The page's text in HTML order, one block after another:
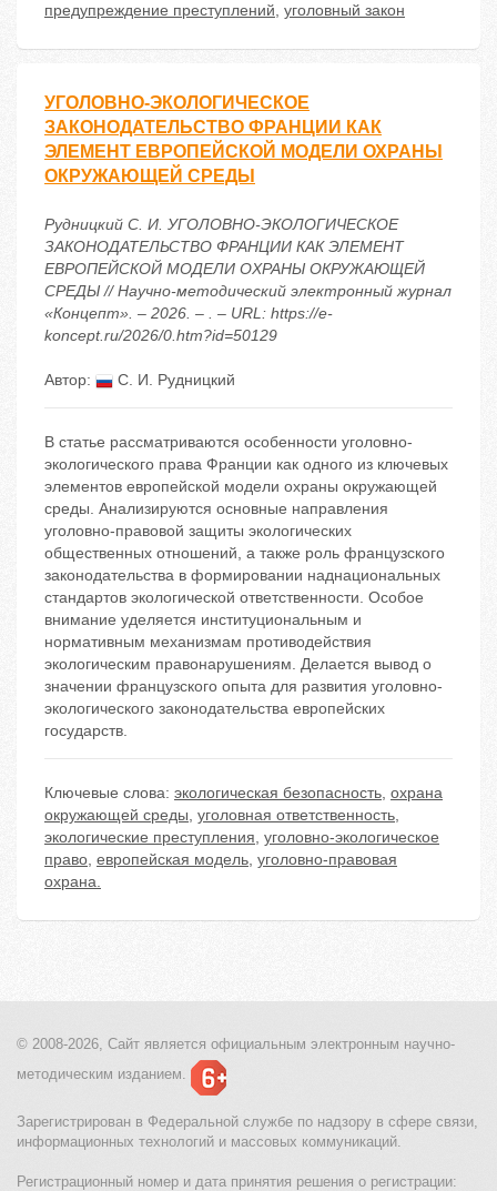
предупреждение преступлений, уголовный закон
УГОЛОВНО-ЭКОЛОГИЧЕСКОЕ
ЗАКОНОДАТЕЛЬСТВО ФРАНЦИИ КАК
ЭЛЕМЕНТ ЕВРОПЕЙСКОЙ МОДЕЛИ ОХРАНЫ
ОКРУЖАЮЩЕЙ СРЕДЫ
Рудницкий С. И. УГОЛОВНО-ЭКОЛОГИЧЕСКОЕ
ЗАКОНОДАТЕЛЬСТВО ФРАНЦИИ КАК ЭЛЕМЕНТ
ЕВРОПЕЙСКОЙ МОДЕЛИ ОХРАНЫ ОКРУЖАЮЩЕЙ
СРЕДЫ // Научно-методический электронный журнал
«Концепт». – 2026. – . – URL: https://e-
koncept.ru/2026/0.htm?id=50129
Автор: С. И. Рудницкий
В статье рассматриваются особенности уголовно-
экологического права Франции как одного из ключевых
элементов европейской модели охраны окружающей
среды. Анализируются основные направления
уголовно-правовой защиты экологических
общественных отношений, а также роль французского
законодательства в формировании наднациональных
стандартов экологической ответственности. Особое
внимание уделяется институциональным и
нормативным механизмам противодействия
экологическим правонарушениям. Делается вывод о
значении французского опыта для развития уголовно-
экологического законодательства европейских
государств.
Ключевые слова: экологическая безопасность, охрана
окружающей среды, уголовная ответственность,
экологические преступления, уголовно-экологическое
право, европейская модель, уголовно-правовая
охрана.
© 2008-2026, Сайт является официальным электронным научно-
методическим изданием.
Зарегистрирован в Федеральной службе по надзору в сфере связи,
информационных технологий и массовых коммуникаций.
Регистрационный номер и дата принятия решения о регистрации: